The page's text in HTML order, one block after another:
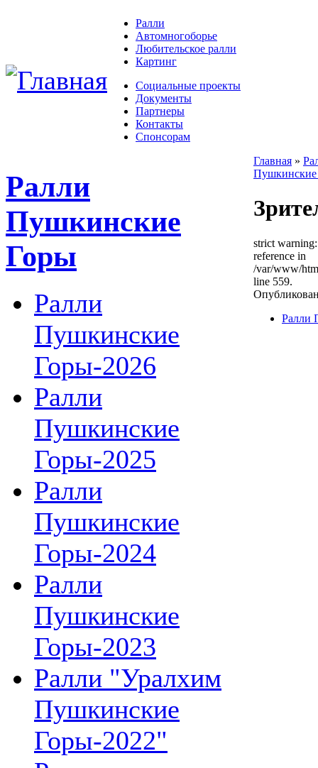
Ралли
Автомногоборье
Любительское ралли
Картинг
Социальные проекты
Документы
Партнеры
Контакты
Спонсорам
Ралли
Пушкинские
Горы
Ралли
Пушкинские
Горы-2026
Ралли
Пушкинские
Горы-2025
Ралли
Пушкинские
Горы-2024
Ралли
Пушкинские
Горы-2023
Ралли "Уралхим
Пушкинские
Горы-2022"
Главная »
Пушкинские
strict
reference in
/var/www/
line 559.
Ралли